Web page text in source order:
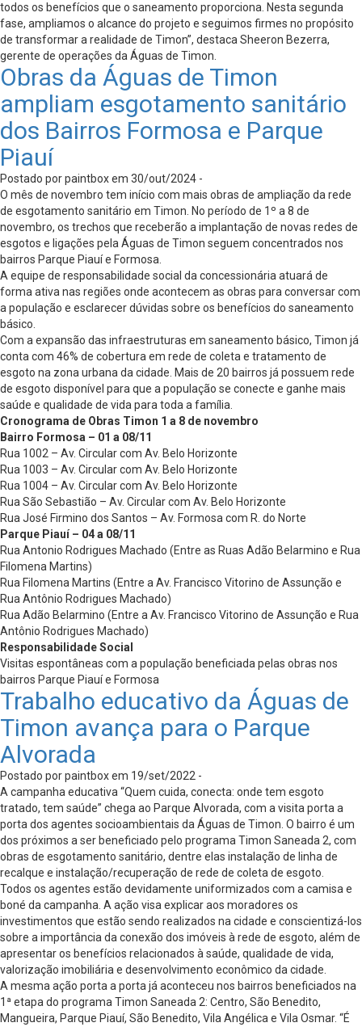
todos os benefícios que o saneamento proporciona. Nesta segunda
fase, ampliamos o alcance do projeto e seguimos firmes no propósito
de transformar a realidade de Timon”, destaca Sheeron Bezerra,
gerente de operações da Águas de Timon.
Obras da Águas de Timon
ampliam esgotamento sanitário
dos Bairros Formosa e Parque
Piauí
Postado por paintbox em 30/out/2024 -
O mês de novembro tem início com mais obras de ampliação da rede
de esgotamento sanitário em Timon. No período de 1º a 8 de
novembro, os trechos que receberão a implantação de novas redes de
esgotos e ligações pela Águas de Timon seguem concentrados nos
bairros Parque Piauí e Formosa.
A equipe de responsabilidade social da concessionária atuará de
forma ativa nas regiões onde acontecem as obras para conversar com
a população e esclarecer dúvidas sobre os benefícios do saneamento
básico.
Com a expansão das infraestruturas em saneamento básico, Timon já
conta com 46% de cobertura em rede de coleta e tratamento de
esgoto na zona urbana da cidade. Mais de 20 bairros já possuem rede
de esgoto disponível para que a população se conecte e ganhe mais
saúde e qualidade de vida para toda a família.
Cronograma de Obras Timon 1 a 8 de novembro
Bairro Formosa – 01 a 08/11
Rua 1002 – Av. Circular com Av. Belo Horizonte
Rua 1003 – Av. Circular com Av. Belo Horizonte
Rua 1004 – Av. Circular com Av. Belo Horizonte
Rua São Sebastião – Av. Circular com Av. Belo Horizonte
Rua José Firmino dos Santos – Av. Formosa com R. do Norte
Parque Piauí – 04 a 08/11
Rua Antonio Rodrigues Machado (Entre as Ruas Adão Belarmino e Rua
Filomena Martins)
Rua Filomena Martins (Entre a Av. Francisco Vitorino de Assunção e
Rua Antônio Rodrigues Machado)
Rua Adão Belarmino (Entre a Av. Francisco Vitorino de Assunção e Rua
Antônio Rodrigues Machado)
Responsabilidade Social
Visitas espontâneas com a população beneficiada pelas obras nos
bairros Parque Piauí e Formosa
Trabalho educativo da Águas de
Timon avança para o Parque
Alvorada
Postado por paintbox em 19/set/2022 -
A campanha educativa “Quem cuida, conecta: onde tem esgoto
tratado, tem saúde” chega ao Parque Alvorada, com a visita porta a
porta dos agentes socioambientais da Águas de Timon. O bairro é um
dos próximos a ser beneficiado pelo programa Timon Saneada 2, com
obras de esgotamento sanitário, dentre elas instalação de linha de
recalque e instalação/recuperação de rede de coleta de esgoto.
Todos os agentes estão devidamente uniformizados com a camisa e
boné da campanha. A ação visa explicar aos moradores os
investimentos que estão sendo realizados na cidade e conscientizá-los
sobre a importância da conexão dos imóveis à rede de esgoto, além de
apresentar os benefícios relacionados à saúde, qualidade de vida,
valorização imobiliária e desenvolvimento econômico da cidade.
A mesma ação porta a porta já aconteceu nos bairros beneficiados na
1ª etapa do programa Timon Saneada 2: Centro, São Benedito,
Mangueira, Parque Piauí, São Benedito, Vila Angélica e Vila Osmar. “É